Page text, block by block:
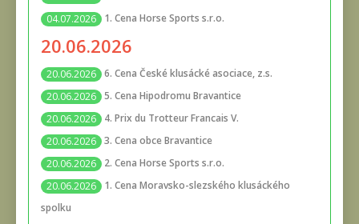
04.07.2026
1. Cena Horse Sports s.r.o.
20.06.2026
20.06.2026 6. Cena České klusácké asociace, z.s.
20.06.2026 5. Cena Hipodromu Bravantice
20.06.2026
4. Prix du Trotteur Francais V.
20.06.2026 3. Cena obce Bravantice
20.06.2026
2. Cena Horse Sports s.r.o.
20.06.2026
1. Cena Moravsko-slezského klusáckého
spolku